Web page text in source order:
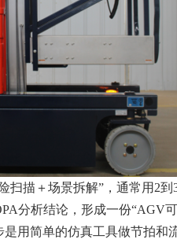
描＋场景拆解”，通常用2
分析结论，形成一份“AGV
用简单的仿真工具做节拍和